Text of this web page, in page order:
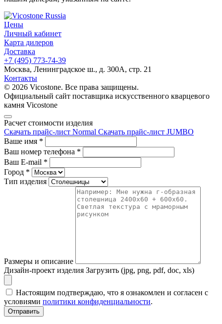
Цены
Личный кабинет
Карта дилеров
Доставка
+7 (495) 773-74-39
Москва, Ленинградское ш., д. 300А, стр. 21
Контакты
© 2026 Vicostone. Все права защищены.
Официальный сайт поставщика искусственного кварцевого
камня Vicostone
Расчет стоимости изделия
Скачать прайс-лист Normal Скачать прайс-лист JUMBO
Ваше имя *
Ваш номер телефона *
Ваш E-mail *
Город *
Тип изделия
Размеры и описание
Дизайн-проект изделия Загрузить (jpg, png, pdf, doc, xls)
Настоящим подтверждаю, что я ознакомлен и согласен с
условиями политики конфиденциальности.
Отправить